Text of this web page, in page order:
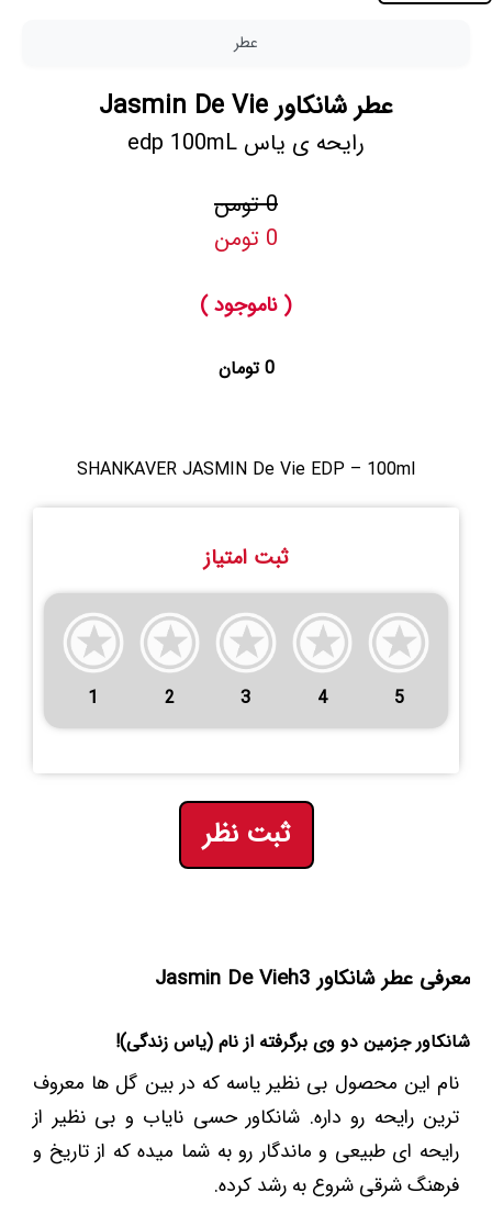
عطر
عطر شانکاور Jasmin De Vie
رایحه ی یاس edp 100mL
0 تومن
0 تومن
( ناموجود )
0 تومان
SHANKAVER JASMIN De Vie EDP – 100ml
ثبت امتیاز
1 2 3 4 5
ثبت نظر
معرفی عطر شانکاور Jasmin De Vieh3
شانکاور جزمین دو وی برگرفته از نام (یاس زندگی)!
نام این محصول بی نظیر یاسه که در بین گل ها معروف
ترین رایحه رو داره. شانکاور حسی نایاب و بی نظیر از
رایحه ای طبیعی و ماندگار رو به شما میده که از تاریخ و
فرهنگ شرقی شروع به رشد کرده.